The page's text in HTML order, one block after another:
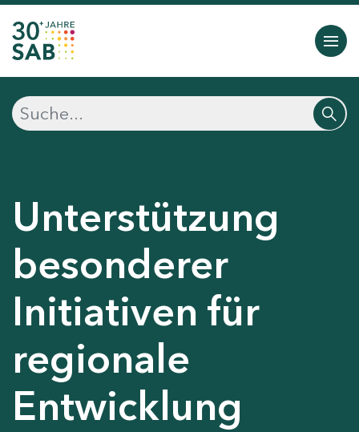
Unterstützung
besonderer
Initiativen für
regionale
Entwicklung